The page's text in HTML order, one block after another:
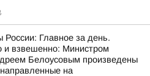
России: Главное за день.
и взвешенно: Министром
Белоусовым произведены
на